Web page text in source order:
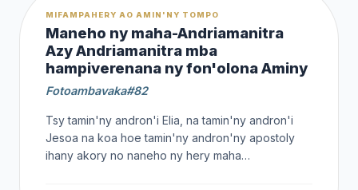
MIFAMPAHERY AO AMIN'NY TOMPO
Maneho ny maha-Andriamanitra
Azy Andriamanitra mba
hampiverenana ny fon'olona Aminy
Fotoambavaka#82
Tsy tamin'ny andron'i Elia, na tamin'ny andron'i
Jesoa na koa hoe tamin'ny andron'ny apostoly
ihany akory no naneho ny hery maha